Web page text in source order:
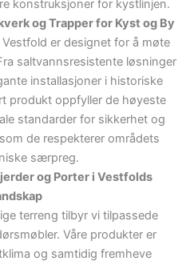
konstruksjoner for kystlinjen.
og Trapper for Kyst og By
er designet for å møte
saltvannsresistente løsninger
installasjoner i historiske
produkt oppfyller de høyeste
standarder for sikkerhet og
de respekterer områdets
særpreg.
og Porter i Vestfolds
terreng tilbyr vi tilpassede
Våre produkter er
og samtidig fremheve